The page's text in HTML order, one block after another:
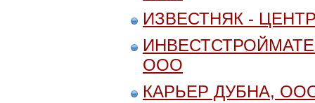
ИЗВЕСТНЯК -
ООО
КАРЬЕР ДУБНА,